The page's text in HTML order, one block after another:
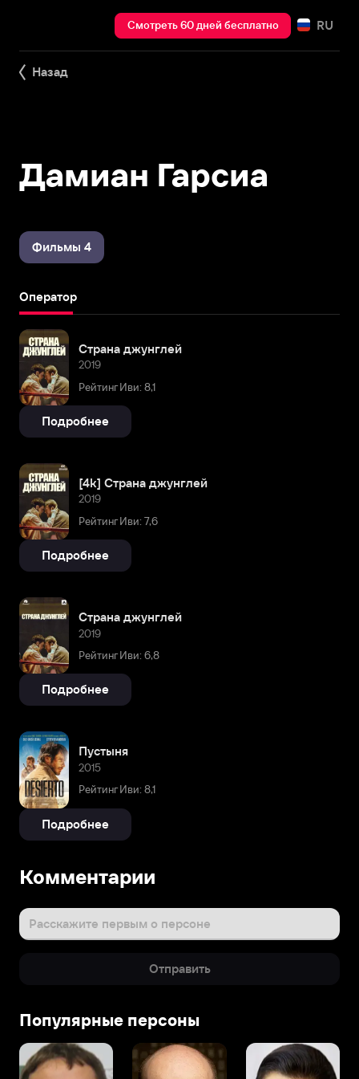
Смотреть 60 дней бесплатно RU
Назад
Дамиан Гарсиа
Фильмы 4
Оператор
Страна джунглей
2019
Рейтинг Иви: 8,1
Подробнее
[4k] Страна джунглей
2019
Рейтинг Иви: 7,6
Подробнее
Страна джунглей
2019
Рейтинг Иви: 6,8
Подробнее
Пустыня
2015
Рейтинг Иви: 8,1
Подробнее
Комментарии
Расскажите первым о персоне
Отправить
Популярные персоны